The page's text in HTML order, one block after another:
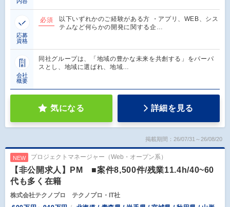
応募
資格
必須
以下いずれかのご経験がある方 ・アプリ、WEB、シス
テムなど何らかの開発に関する企…
会社
概要
同社グループは、「地域の豊かな未来を共創する」をパーパ
スとし、地域に選ばれ、地域…
気になる 詳細を見る
掲載期間：26/07/31～26/08/20
NEW プロジェクトマネージャー（Web・オープン系）
【非公開求人】PM ■案件8,500件/残業11.4h/40~60
代も多く在籍
株式会社テクノプロ テクノプロ・IT社